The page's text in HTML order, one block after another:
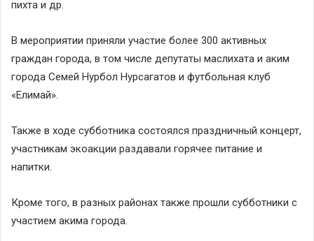
пихта и др.
В мероприятии приняли участие более 300 активных
граждан города, в том числе депутаты маслихата и аким
города Семей Нурбол Нурсагатов и футбольная клуб
«Елимай».
Также в ходе субботника состоялся праздничный концерт,
участникам экоакции раздавали горячее питание и
напитки.
Кроме того, в разных районах также прошли субботники с
участием акима города.